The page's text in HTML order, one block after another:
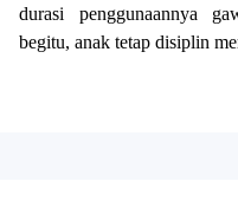
durasi penggunaannya
begitu, anak tetap disiplin